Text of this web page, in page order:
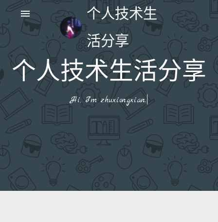
个人技术生
活分享
menu
个人技术生活分享
Hi, I'm zhuxiongxian.|